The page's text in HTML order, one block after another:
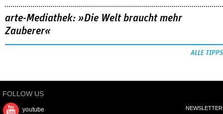
arte-Mediathek: »Die Welt braucht mehr
Zauberer«
ALLE TIPPS
FOLLOW US
youtube NEWSLETTER